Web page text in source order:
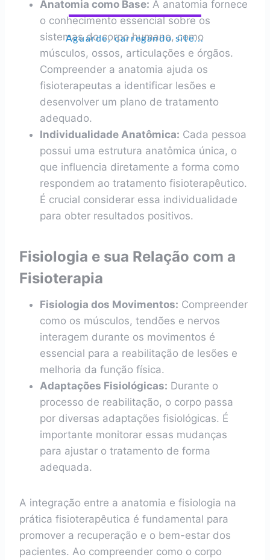
Aguarde, carregando site...
Anatomia como Base: A anatomia fornece
o conhecimento essencial sobre os
sistemas do corpo humano, como
músculos, ossos, articulações e órgãos.
Compreender a anatomia ajuda os
fisioterapeutas a identificar lesões e
desenvolver um plano de tratamento
adequado.
Individualidade Anatômica: Cada pessoa
possui uma estrutura anatômica única, o
que influencia diretamente a forma como
respondem ao tratamento fisioterapêutico.
É crucial considerar essa individualidade
para obter resultados positivos.
Fisiologia e sua Relação com a
Fisioterapia
Fisiologia dos Movimentos: Compreender
como os músculos, tendões e nervos
interagem durante os movimentos é
essencial para a reabilitação de lesões e
melhoria da função física.
Adaptações Fisiológicas: Durante o
processo de reabilitação, o corpo passa
por diversas adaptações fisiológicas. É
importante monitorar essas mudanças
para ajustar o tratamento de forma
adequada.
A integração entre a anatomia e fisiologia na
prática fisioterapêutica é fundamental para
promover a recuperação e o bem-estar dos
pacientes. Ao compreender como o corpo